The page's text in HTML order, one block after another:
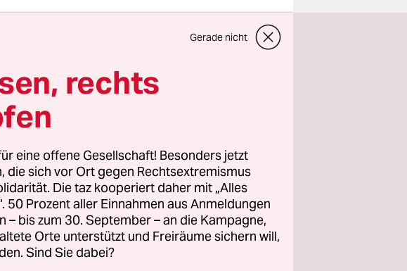
Sperr haben Sie eine
Was zeichnet in
die sich
und
nicht beantworten,
werden aus
Was sie
der Mut, sich das
Widerstände auftun.
Gerade nicht
rechts
eine offene Gesellschaft! Besonders jetzt
die sich vor Ort gegen Rechtsextremismus
Die taz kooperiert daher mit „Alles
50 Prozent aller Einnahmen aus Anmeldungen
– bis zum 30. September – an die Kampagne,
Orte unterstützt und Freiräume sichern will,
Sind Sie dabei?